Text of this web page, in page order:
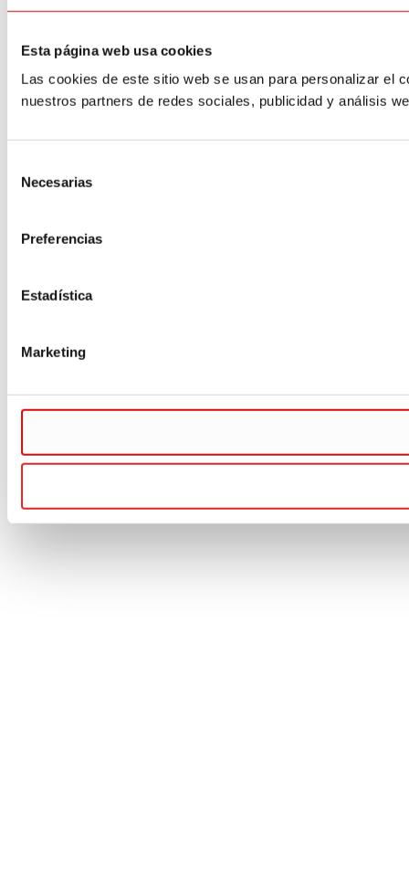
Esta página web usa cookies
Las cookies de este sitio web se usan para personalizar el
nuestros partners de redes sociales, publicidad y análisis
Necesarias
Preferencias
Estadística
Marketing